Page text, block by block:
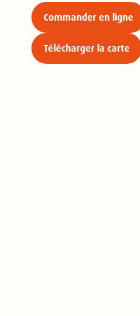
Commander en ligne
Télécharger la carte